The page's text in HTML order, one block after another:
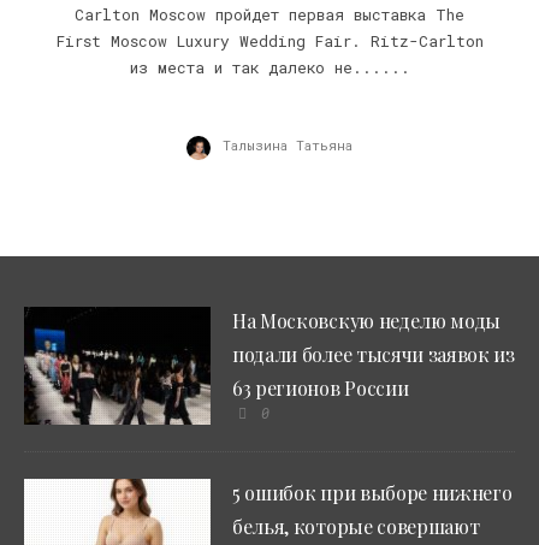
Carlton Moscow пройдет первая выставка The
First Moscow Luxury Wedding Fair. Ritz-Carlton
из места и так далеко не......
Талызина Татьяна
На Московскую неделю моды
подали более тысячи заявок из
63 регионов России
0
5 ошибок при выборе нижнего
белья, которые совершают